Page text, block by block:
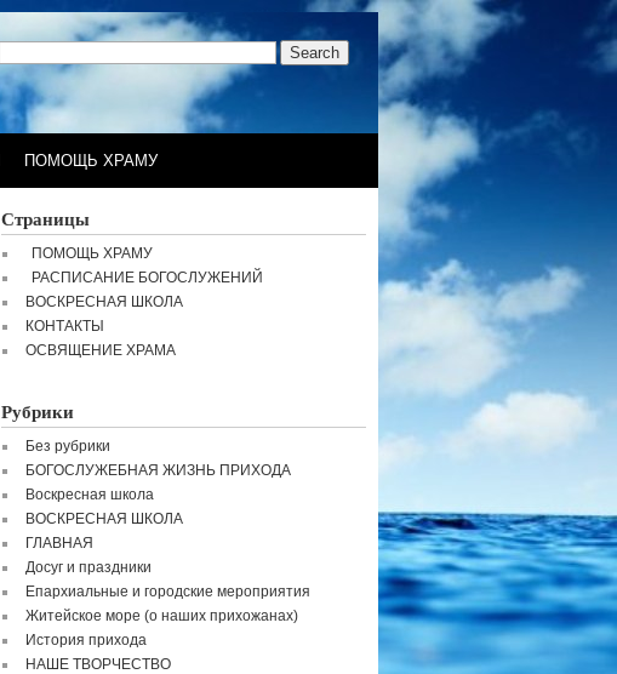
ПОМОЩЬ ХРАМУ
Страницы
ПОМОЩЬ ХРАМУ
РАСПИСАНИЕ БОГОСЛУЖЕНИЙ
ВОСКРЕСНАЯ ШКОЛА
КОНТАКТЫ
ОСВЯЩЕНИЕ ХРАМА
Рубрики
Без рубрики
БОГОСЛУЖЕБНАЯ ЖИЗНЬ ПРИХОДА
Воскресная школа
ВОСКРЕСНАЯ ШКОЛА
ГЛАВНАЯ
Досуг и праздники
Епархиальные и городские мероприятия
Житейское море (о наших прихожанах)
История прихода
НАШЕ ТВОРЧЕСТВО